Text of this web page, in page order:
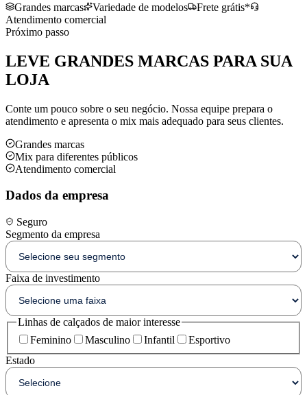
Grandes marcas
Variedade de modelos
Frete grátis*
Atendimento comercial
Próximo passo
LEVE GRANDES MARCAS PARA SUA
LOJA
Conte um pouco sobre o seu negócio. Nossa equipe prepara o
atendimento e apresenta o mix mais adequado para seus clientes.
Grandes marcas
Mix para diferentes públicos
Atendimento comercial
Dados da empresa
Seguro
Segmento da empresa
Faixa de investimento
Linhas de calçados de maior interesse
Feminino
Masculino Infantil
Esportivo
Estado